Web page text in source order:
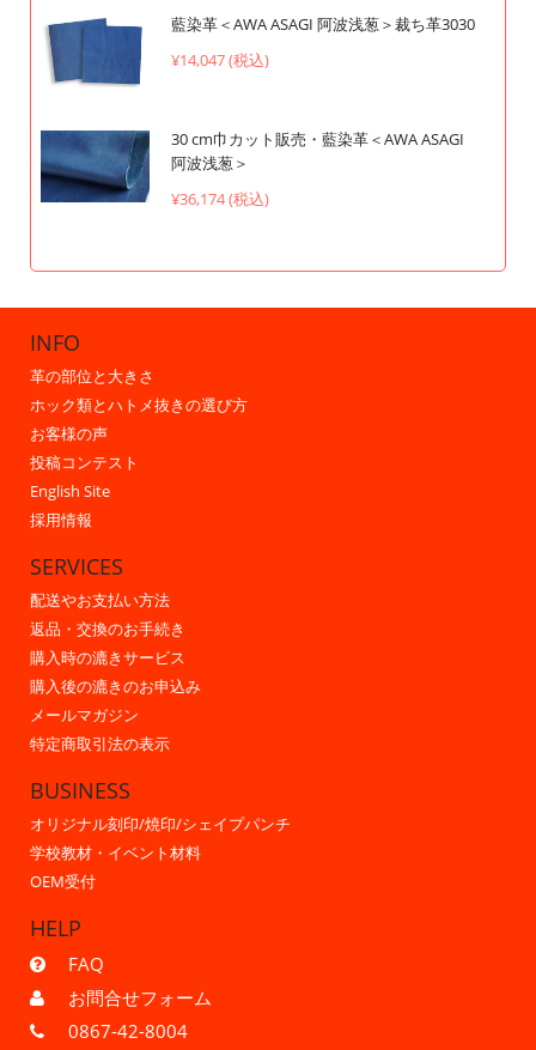
藍染革＜AWA ASAGI 阿波浅葱＞裁ち革3030
¥14,047 (税込)
30 cm巾カット販売・藍染革＜AWA ASAGI
阿波浅葱＞
¥36,174 (税込)
INFO
革の部位と大きさ
ホック類とハトメ抜きの選び方
お客様の声
投稿コンテスト
English Site
採用情報
SERVICES
配送やお支払い方法
返品・交換のお手続き
購入時の漉きサービス
購入後の漉きのお申込み
メールマガジン
特定商取引法の表示
BUSINESS
オリジナル刻印/焼印/シェイプパンチ
学校教材・イベント材料
OEM受付
HELP
FAQ
お問合せフォーム
0867-42-8004